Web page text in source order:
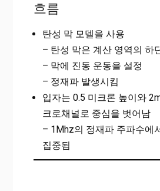
흐름
탄성 막 모델을 사용
– 탄성 막은 계산 영역의 하
– 막에 진동 운동을 설정
– 정재파 발생시킴
입자는 0.5 미크론 높이와
크로채널로 중심을 벗어남
– 1Mhz의 정재파 주파수에
집중됨